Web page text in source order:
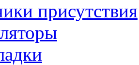
присутствия